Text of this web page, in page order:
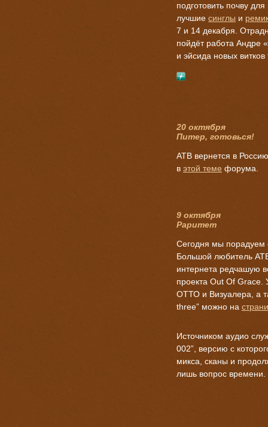
подготовить почву
лучшие синглы и
7 и 14 декабря.
пойдёт работа Андре
и эйсида новых
20 октября
Питер, готовься!
ATB вернется в
в этой теме форума.
9 октября
Раритет
Сегодня мы порадуем
Большой любитель
интернета редчашую
проекта Out Of Grace.
ОТТО и Визуалера, а
three” можно на
Источником аудио
002”, версию с
микса, сканы и
лишь вопрос